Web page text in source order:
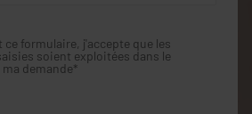
formulaire, j'accepte que les
soient exploitées dans le
demande*